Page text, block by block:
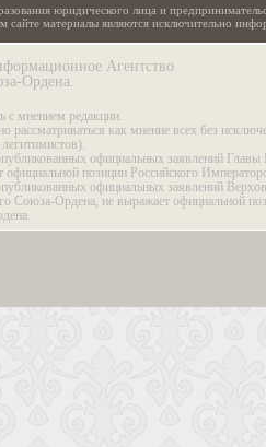
юридического лица и
сайте материалы являются исключительно
Агентство
Ордена.
с мнением редакции.
рассматриваться как мнение всех без
официальных заявлений Главы
позиции Российского
официальных заявлений
Союза-Ордена, не выражает официальной